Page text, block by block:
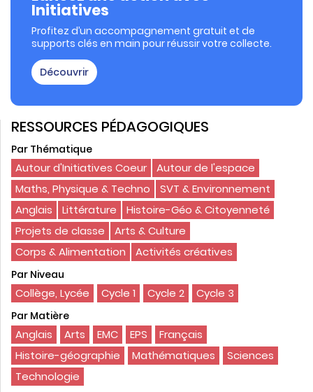
Initiatives
Profitez d’un accompagnement gratuit et de
supports clés en main pour réussir votre collecte.
Découvrir
RESSOURCES PÉDAGOGIQUES
Par Thématique
Autour d'Initiatives Coeur
Autour de l'espace
Maths, Physique & Techno
SVT & Environnement
Anglais
Littérature
Histoire-Géo & Citoyenneté
Projets de classe
Arts & Culture
Corps & Alimentation
Activités créatives
Par Niveau
Collège, Lycée Cycle 1 Cycle 2 Cycle 3
Par Matière
Anglais Arts EMC EPS
Français
Histoire-géographie
Mathématiques
Sciences
Technologie